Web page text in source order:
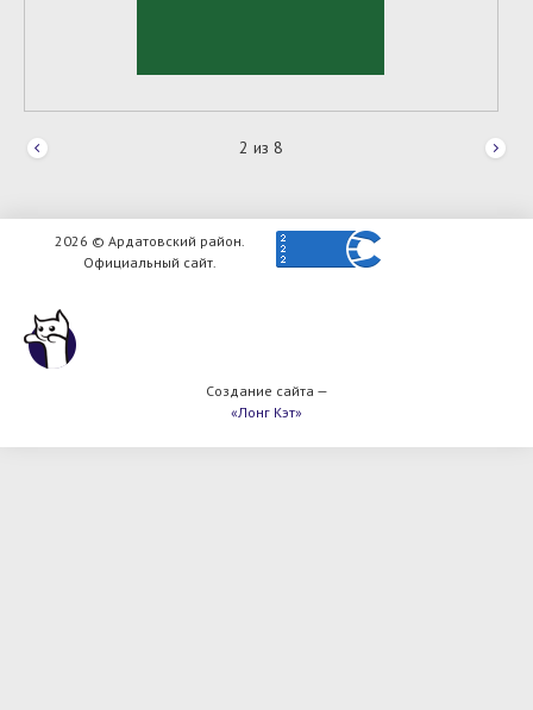
2 из 8
2026 © Ардатовский район.
Официальный сайт.
Создание сайта —
«Лонг Кэт»